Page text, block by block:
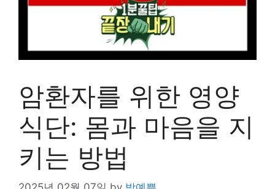
암환자를 위한 영양
식단: 몸과 마음을 지
키는 방법